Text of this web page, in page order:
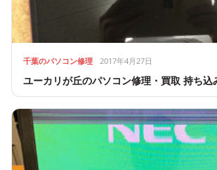
千葉のパソコン修理 2017年4月27日
ユーカリが丘のパソコン修理・買取 持ち込